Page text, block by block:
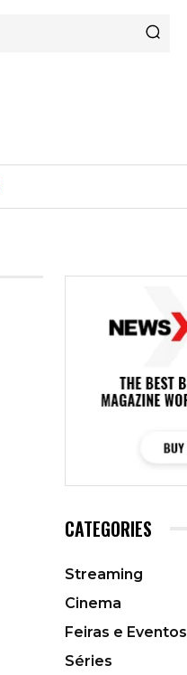
CATEGORIES
Streaming
Cinema
Feiras e Eventos
Séries